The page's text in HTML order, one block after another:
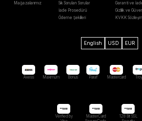
Mağazalarımız
Sık Sorulan Sorular
İade Prosedürü
Ödeme Şekilleri
Garanti ve
Gizlilik ve
KVKK
English USD EUR
Axess Maximum Bonus Paraf Mastercard Troy
Verified by
MasterCard
128 Bit SSL